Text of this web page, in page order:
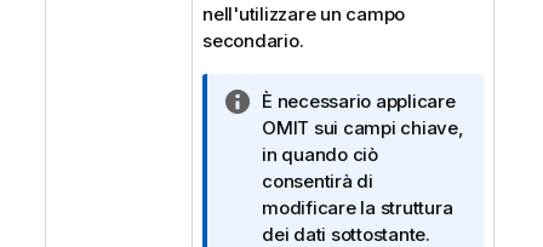
nell'utilizzare un campo
secondario.
N
o
t
a
i
n
È necessario applicare
OMIT sui campi chiave,
in quando ciò
consentirà di
modificare la struttura
dei dati sottostante.